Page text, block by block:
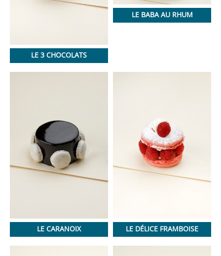
LE 3 CHOCOLATS
LE BABA AU RHUM
LE CARANOIX LE DÉLICE FRAMBOISE